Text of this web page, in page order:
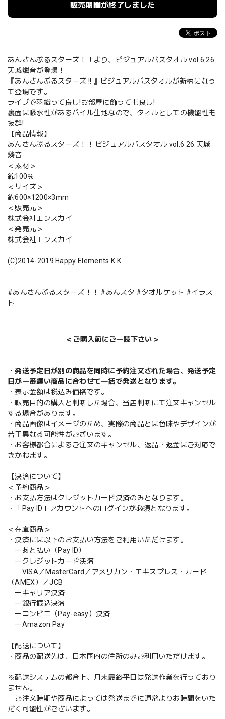
販売期間が終了しました
あんさんぶるスターズ！！より、ビジュアルバスタオル vol.6 26.
天城燐音が登場！
『あんさんぶるスターズ !! 』ビジュアルバスタオルが新柄になっ
て登場です。
ライブで羽織って良し!お部屋に飾っても良し!
裏面は吸水性があるパイル生地なので、タオルとしての機能性も
抜群!
【商品情報】
あんさんぶるスターズ！！ ビジュアルバスタオル vol.6 26.天城
燐音
＜素材＞
綿100％
＜サイズ＞
約600×1200×3mm
＜販売元＞
株式会社エンスカイ
＜発売元＞
株式会社エンスカイ
(C)2014-2019 Happy Elements K.K
#あんさんぶるスターズ！！ #あんスタ #タオルケット #イラス
ト
＜ご購入前にご一読下さい＞
・発送予定日が別の商品を同時に予約注文された場合、発送予定
日が一番遅い商品に合わせて一括で発送となります。
・表示金額は税込み価格です。
・転売目的の購入と判断した場合、当店判断にて注文キャンセル
する場合があります。
・商品画像はイメージのため、実際の商品とは色味やデザインが
若干異なる可能性がございます。
・お客様都合によるご注文のキャンセル、返品・返金はご対応で
きかねます。
【決済について】
＜予約商品＞
・お支払方法はクレジットカード決済のみとなります。
・「Pay ID」アカウントへのログインが必須となります。
＜在庫商品＞
・決済には以下のお支払い方法をご利用いただけます。
ーあと払い（Pay ID）
ークレジットカード決済
VISA／MasterCard／アメリカン・エキスプレス・カード
（AMEX）／JCB
ーキャリア決済
ー銀行振込決済
ーコンビニ（Pay-easy）決済
ーAmazon Pay
【配送について】
・商品の配送先は、日本国内の住所のみご利用いただけます。
※配送システムの都合上、月末最終平日は発送作業を行っており
ません。
ご注文時期や商品によっては発送までに通常よりお時間をいた
だく可能性がございます。